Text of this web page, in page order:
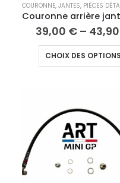
COURONNE,JANTES, PIÈCES
39,00 € – 43,90
CHOIX DES OPTIONS